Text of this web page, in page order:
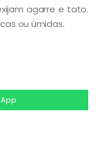
agarre e tato.
ou úmidas.